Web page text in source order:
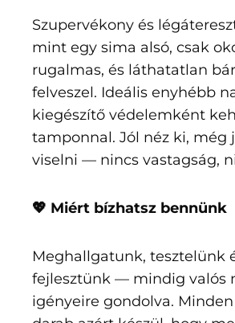
Szupervékony és
mint egy sima alsó, csak
rugalmas, és láthatatlan
felveszel. Ideális enyhébb
kiegészítő védelemként
tamponnal. Jól néz ki, még
viselni — nincs vastagság,
💖 Miért bízhatsz bennünk
Meghallgatunk, tesztelünk
fejlesztünk — mindig valós
igényeire gondolva. Minden